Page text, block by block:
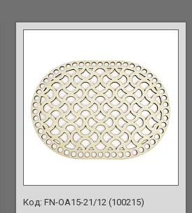
FN-OA15-21/12 (100215)